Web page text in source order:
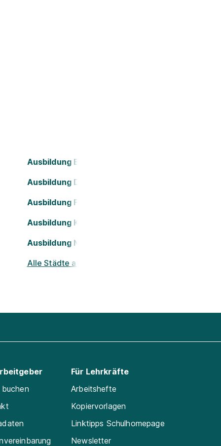
Ausbildung Bochum
Ausbildung Dortmund
Ausbildung Frankfurt am Main
Ausbildung Köln
Ausbildung Nürnberg
Alle Städte ansehen
Für Lehrkräfte
Arbeitshefte
Kopiervorlagen
Linktipps Schulhomepage
Newsletter